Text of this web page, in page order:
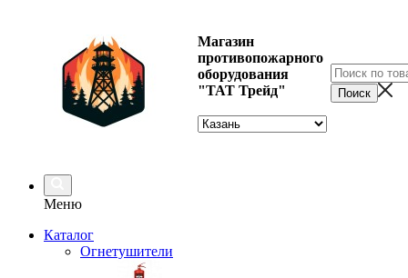
Магазин
противопожарного
оборудования
"ТАТ Трейд"
Меню
Каталог
Огнетушители